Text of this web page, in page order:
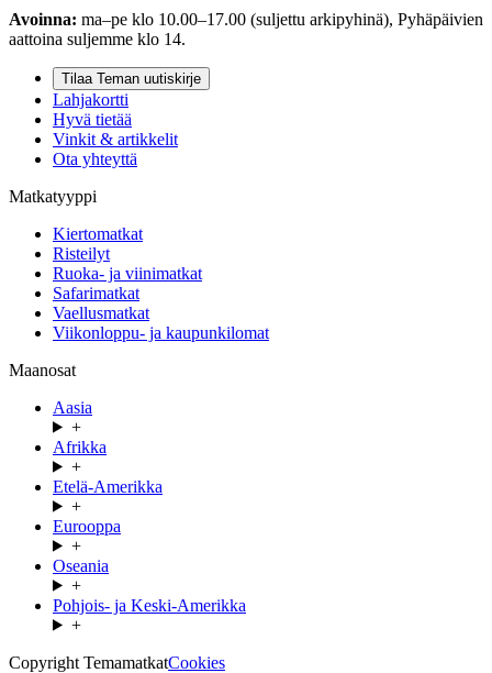
Avoinna: ma–pe klo 10.00–17.00 (suljettu arkipyhinä), Pyhäpäivien
aattoina suljemme klo 14.
Tilaa Teman uutiskirje
Lahjakortti
Hyvä tietää
Vinkit & artikkelit
Ota yhteyttä
Matkatyyppi
Kiertomatkat
Risteilyt
Ruoka- ja viinimatkat
Safarimatkat
Vaellusmatkat
Viikonloppu- ja kaupunkilomat
Maanosat
Aasia
+
Afrikka
+
Etelä-Amerikka
+
Eurooppa
+
Oseania
+
Pohjois- ja Keski-Amerikka
+
Copyright TemamatkatCookies